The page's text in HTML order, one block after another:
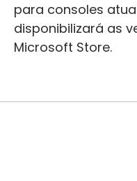
para consoles
disponibilizará as
Microsoft Store.